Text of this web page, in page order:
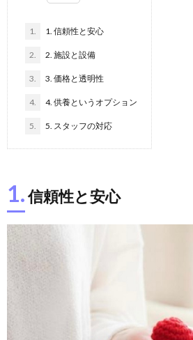
1. 1. 信頼性と安心
2. 2. 施設と設備
3. 3. 価格と透明性
4. 4. 供養というオプション
5. 5. スタッフの対応
1.信頼性と安心